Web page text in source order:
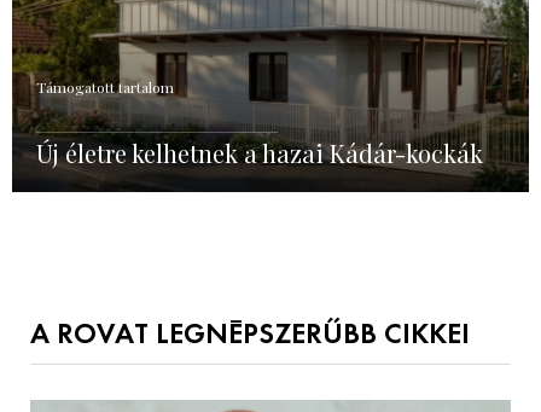
Támogatott tartalom
Új életre kelhetnek a hazai Kádár-kockák
A ROVAT LEGNÉPSZERŰBB CIKKEI